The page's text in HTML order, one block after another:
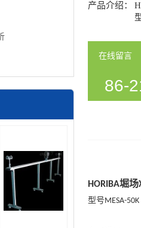
产品介绍：
在线留言
86-
HORIBA堀场
型号MESA-50K